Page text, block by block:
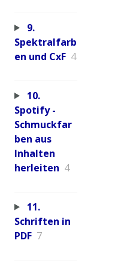
9.
Spektralfarb
en und CxF 4
10.
Spotify -
Schmuckfar
ben aus
Inhalten
herleiten 4
11.
Schriften in
PDF 7